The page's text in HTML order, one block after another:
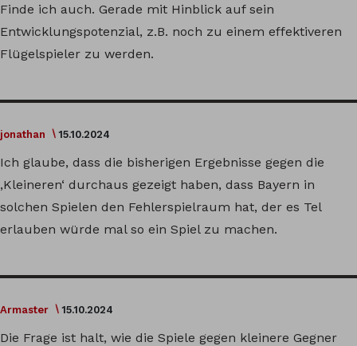
Finde ich auch. Gerade mit Hinblick auf sein
Entwicklungspotenzial, z.B. noch zu einem effektiveren
Flügelspieler zu werden.
jonathan 15.10.2024
Ich glaube, dass die bisherigen Ergebnisse gegen die
‚Kleineren‘ durchaus gezeigt haben, dass Bayern in
solchen Spielen den Fehlerspielraum hat, der es Tel
erlauben würde mal so ein Spiel zu machen.
Armaster 15.10.2024
Die Frage ist halt, wie die Spiele gegen kleinere Gegner